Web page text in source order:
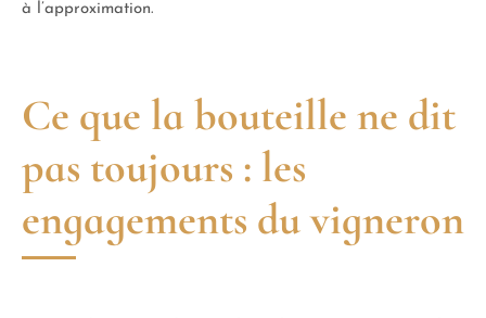
à l’approximation.
Ce que la bouteille ne dit
pas toujours : les
engagements du vigneron